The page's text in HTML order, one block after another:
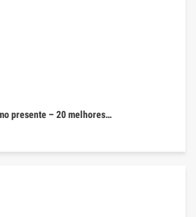
presente – 20 melhores…